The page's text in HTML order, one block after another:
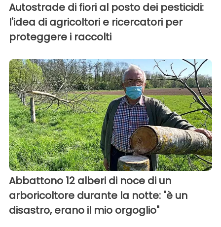
Autostrade di fiori al posto dei pesticidi:
l'idea di agricoltori e ricercatori per
proteggere i raccolti
Abbattono 12 alberi di noce di un
arboricoltore durante la notte: "è un
disastro, erano il mio orgoglio"